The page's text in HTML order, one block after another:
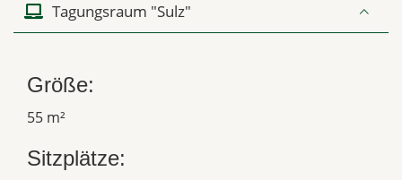
Tagungsraum "Sulz"
Größe:
55 m²
Sitzplätze: